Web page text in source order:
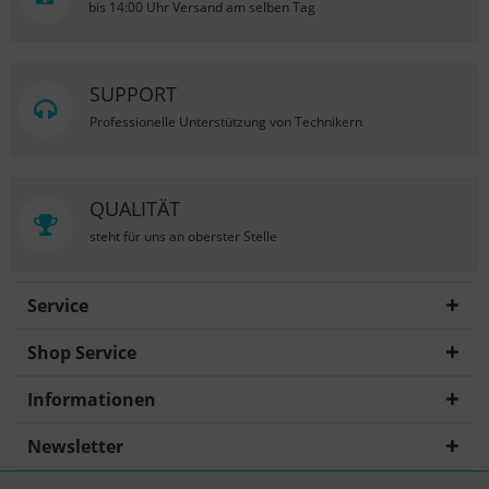
bis 14:00 Uhr Versand am selben Tag
SUPPORT
Professionelle Unterstützung von Technikern
QUALITÄT
steht für uns an oberster Stelle
Service
Shop Service
Informationen
Newsletter